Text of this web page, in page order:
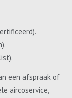
een afspraak of
aircoservice,